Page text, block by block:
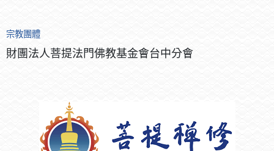
宗教團體
財團法人菩提法門佛教基金會台中分會